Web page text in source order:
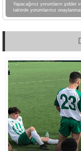
Yapacağınız yorumların
taktirde yorumlarınız